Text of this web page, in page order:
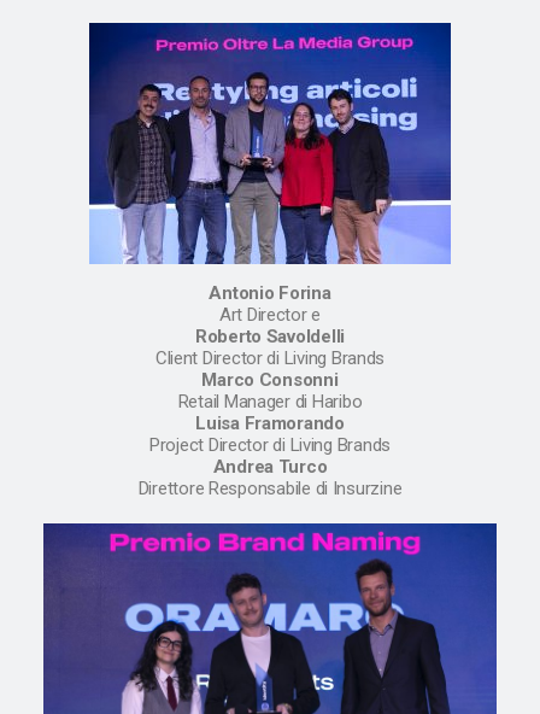
Antonio Forina
Art Director e
Roberto Savoldelli
Client Director di Living Brands
Marco Consonni
Retail Manager di Haribo
Luisa Framorando
Project Director di Living Brands
Andrea Turco
Direttore Responsabile di Insurzine